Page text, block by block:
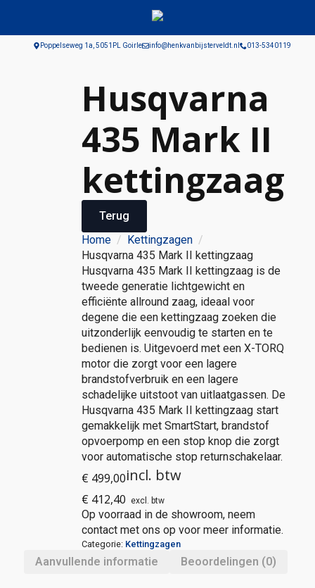
Poppelseweg 1a, 5051PL Goirle info@henkvanbijsterveldt.nl 013-5340119
Husqvarna
435 Mark II
kettingzaag
Terug
Home
Kettingzagen
Husqvarna 435 Mark II kettingzaag
Husqvarna 435 Mark II kettingzaag is de
tweede generatie lichtgewicht en
efficiënte allround zaag, ideaal voor
degene die een kettingzaag zoeken die
uitzonderlijk eenvoudig te starten en te
bedienen is. Uitgevoerd met een X-TORQ
motor die zorgt voor een lagere
brandstofverbruik en een lagere
schadelijke uitstoot van uitlaatgassen. De
Husqvarna 435 Mark II kettingzaag start
gemakkelijk met SmartStart, brandstof
opvoerpomp en een stop knop die zorgt
voor automatische stop returnschakelaar.
€ 499,00incl. btw
€ 412,40 excl. btw
Op voorraad in de showroom, neem
contact met ons op voor meer informatie.
Categorie: Kettingzagen
Aanvullende informatie Beoordelingen (0)